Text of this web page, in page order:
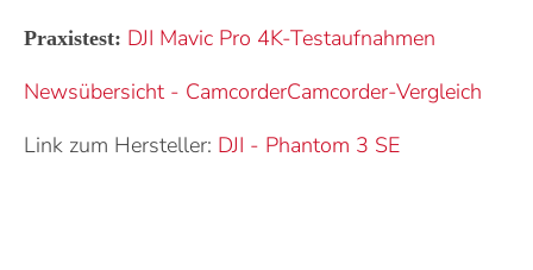
Praxistest: DJI Mavic Pro 4K-Testaufnahmen
Newsübersicht - CamcorderCamcorder-Vergleich
Link zum Hersteller: DJI - Phantom 3 SE